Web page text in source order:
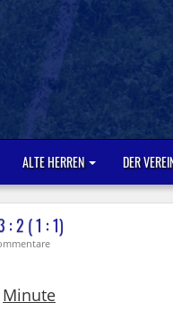
ALTE HERREN DER
: 2 ( 1 : 1)
Minute